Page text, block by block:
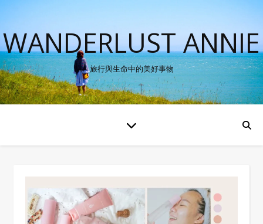
WANDERLUST ANNIE
旅行與生命中的美好事物